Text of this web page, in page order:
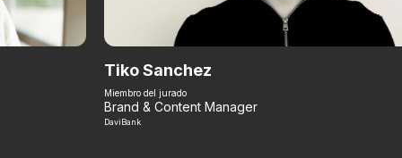
Tiko Sanchez
Miembro del jurado
Brand & Content Manager
DaviBank